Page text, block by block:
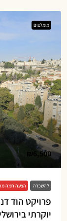
מומלצים
₪6,500
להשכרה הצעה חמה
פרויקט הוד
יוקרתי